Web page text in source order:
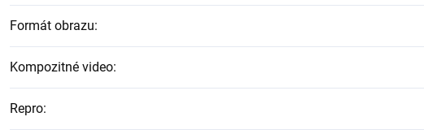
Formát obrazu:
Kompozitné video:
Repro: